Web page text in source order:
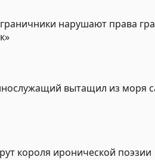
нарушают права
вытащил из моря
короля иронической поэзии